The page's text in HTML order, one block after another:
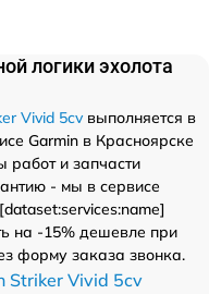
логики эхолота
Vivid 5cvвыполняется в
Garmin в Красноярске
и запчасти
- мы в сервисе
на -15% дешевле при
форму заказа звонка.
Striker Vivid 5cv